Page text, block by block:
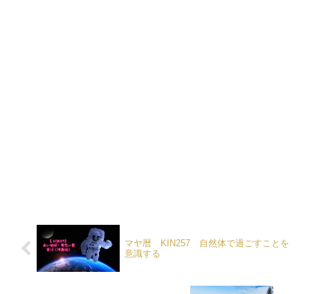
マヤ暦 KIN257 自然体で過ごすことを
意識する